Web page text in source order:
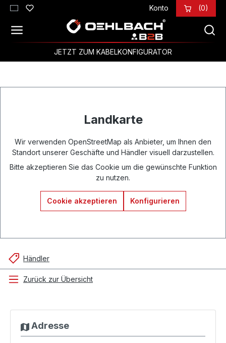
Zum Hauptinhalt springen Konto (0)
JETZT ZUM KABELKONFIGURATOR
Landkarte
Wir verwenden OpenStreetMap als Anbieter, um Ihnen den
Standort unserer Geschäfte und Händler visuell darzustellen.
Bitte akzeptieren Sie das Cookie um die gewünschte Funktion
zu nutzen.
Cookie akzeptieren Konfigurieren
Händler
Zurück zur Übersicht
Adresse